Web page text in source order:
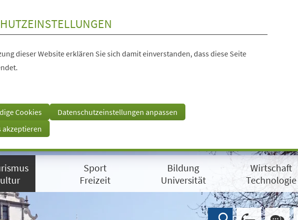
dieser Website erklären Sie sich damit einverstanden, dass diese Seite
Cookies
Datenschutzeinstellungen anpassen
akzeptieren
Sport
Freizeit
Bildung
Universität
Wirtschaft
Technologie